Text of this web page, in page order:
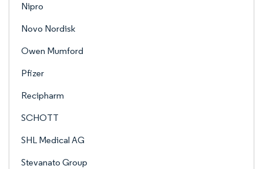
Nipro
Novo Nordisk
Owen Mumford
Pfizer
Recipharm
SCHOTT
SHL Medical AG
Stevanato Group